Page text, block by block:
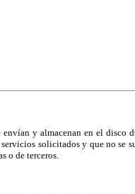
y almacenan en el disco
solicitados y que no se
o de terceros.